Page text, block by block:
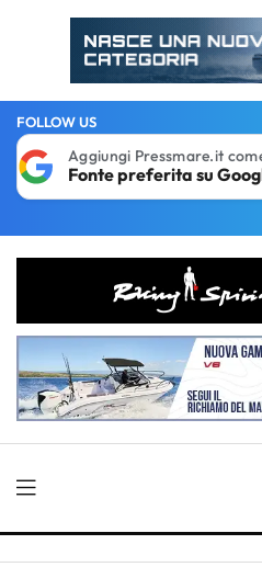
FOLLOW US
Aggiungi Pressmare.it
Fonte preferita su